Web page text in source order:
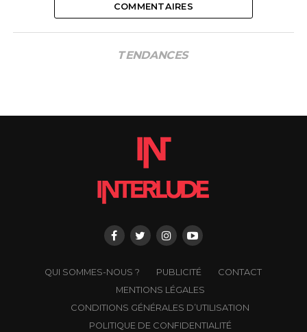
COMMENTAIRES
TENDANCES
QUI SOMMES-NOUS ? PUBLICITÉ
CONTACT
MENTIONS LÉGALES
CONDITIONS GÉNÉRALES D’UTILISATION
POLITIQUE DE CONFIDENTIALITÉ